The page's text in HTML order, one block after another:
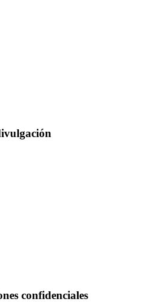
confidenciales